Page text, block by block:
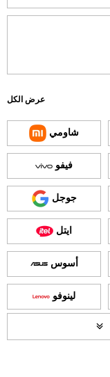
عرض الكل
شاومي
فيفو
جوجل
ايتل
أسوس
لينوفو